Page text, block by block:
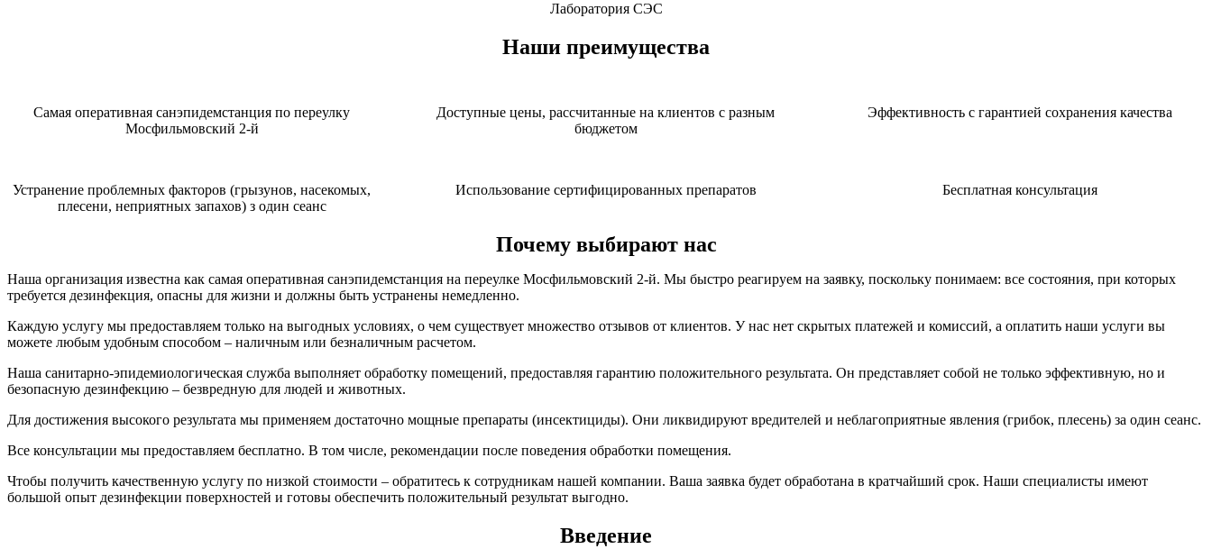
Лаборатория СЭС
Наши преимущества
Самая оперативная санэпидемстанция по переулку
Мосфильмовский 2-й
Доступные цены, рассчитанные на клиентов с разным
бюджетом
Эффективность с гарантией сохранения качества
Устранение проблемных факторов (грызунов, насекомых,
плесени, неприятных запахов) з один сеанс
Использование сертифицированных препаратов Бесплатная консультация
Почему выбирают нас
Наша организация известна как самая оперативная санэпидемстанция на переулке Мосфильмовский 2-й. Мы быстро реагируем на заявку, поскольку понимаем: все состояния, при которых
требуется дезинфекция, опасны для жизни и должны быть устранены немедленно.
Каждую услугу мы предоставляем только на выгодных условиях, о чем существует множество отзывов от клиентов. У нас нет скрытых платежей и комиссий, а оплатить наши услуги вы
можете любым удобным способом – наличным или безналичным расчетом.
Наша санитарно-эпидемиологическая служба выполняет обработку помещений, предоставляя гарантию положительного результата. Он представляет собой не только эффективную, но и
безопасную дезинфекцию – безвредную для людей и животных.
Для достижения высокого результата мы применяем достаточно мощные препараты (инсектициды). Они ликвидируют вредителей и неблагоприятные явления (грибок, плесень) за один сеанс.
Все консультации мы предоставляем бесплатно. В том числе, рекомендации после поведения обработки помещения.
Чтобы получить качественную услугу по низкой стоимости – обратитесь к сотрудникам нашей компании. Ваша заявка будет обработана в кратчайший срок. Наши специалисты имеют
большой опыт дезинфекции поверхностей и готовы обеспечить положительный результат выгодно.
Введение